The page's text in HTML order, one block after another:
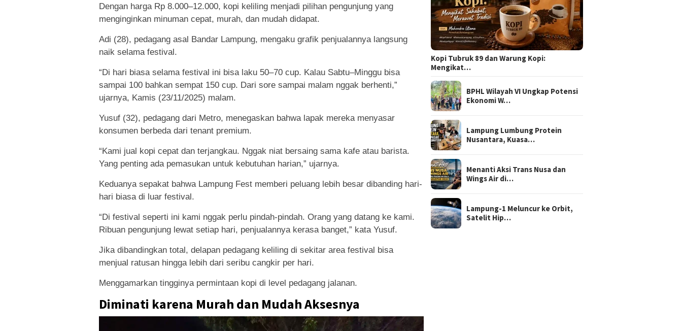
Dengan harga Rp 8.000–12.000, kopi keliling menjadi pilihan pengunjung yang
menginginkan minuman cepat, murah, dan mudah didapat.
Adi (28), pedagang asal Bandar Lampung, mengaku grafik penjualannya langsung
naik selama festival.
“Di hari biasa selama festival ini bisa laku 50–70 cup. Kalau Sabtu–Minggu bisa
sampai 100 bahkan sempat 150 cup. Dari sore sampai malam nggak berhenti,”
ujarnya, Kamis (23/11/2025) malam.
Yusuf (32), pedagang dari Metro, menegaskan bahwa lapak mereka menyasar
konsumen berbeda dari tenant premium.
“Kami jual kopi cepat dan terjangkau. Nggak niat bersaing sama kafe atau barista.
Yang penting ada pemasukan untuk kebutuhan harian,” ujarnya.
Keduanya sepakat bahwa Lampung Fest memberi peluang lebih besar dibanding hari-
hari biasa di luar festival.
“Di festival seperti ini kami nggak perlu pindah-pindah. Orang yang datang ke kami.
Ribuan pengunjung lewat setiap hari, penjualannya kerasa banget,” kata Yusuf.
Jika dibandingkan total, delapan pedagang keliling di sekitar area festival bisa
menjual ratusan hingga lebih dari seribu cangkir per hari.
Menggamarkan tingginya permintaan kopi di level pedagang jalanan.
Diminati karena Murah dan Mudah Aksesnya
Kopi Tubruk 89 dan Warung Kopi:
Mengikat…
BPHL Wilayah VI Ungkap Potensi
Ekonomi W…
Lampung Lumbung Protein
Nusantara, Kuasa…
Menanti Aksi Trans Nusa dan
Wings Air di…
Lampung-1 Meluncur ke Orbit,
Satelit Hip…